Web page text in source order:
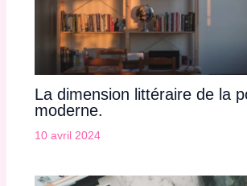
La dimension littéraire de la
moderne.
10 avril 2024